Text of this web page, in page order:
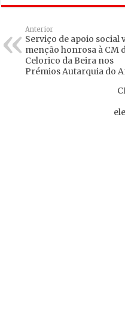
Anterior
Serviço de apoio social
menção honrosa à CM
Celorico da Beira nos
Prémios Autarquia do